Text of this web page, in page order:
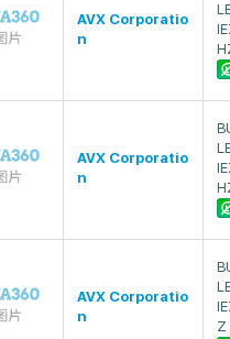
AVX Corporatio
n
AVX Corporatio
n
AVX Corporatio
n
Z